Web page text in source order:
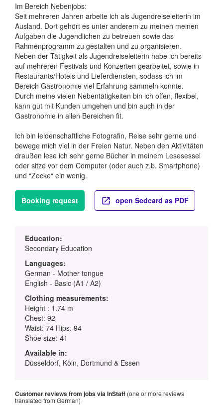
Im Bereich Nebenjobs:
Seit mehreren Jahren arbeite ich als Jugendreiseleiterin im
Ausland. Dort gehört es unter anderem zu meinen meinen
Aufgaben die Jugendlichen zu betreuen sowie das
Rahmenprogramm zu gestalten und zu organisieren.
Neben der Tätigkeit als Jugendreiseleiterin habe ich bereits
auf mehreren Festivals und Konzerten gearbeitet, sowie in
Restaurants/Hotels und Lieferdiensten, sodass ich im
Bereich Gastronomie viel Erfahrung sammeln konnte.
Durch meine vielen Nebentätigkeiten bin ich offen, flexibel,
kann gut mit Kunden umgehen und bin auch in der
Gastronomie in allen Bereichen fit.
Ich bin leidenschaftliche Fotografin, Reise sehr gerne und
bewege mich viel in der Freien Natur. Neben den Aktivitäten
draußen lese ich sehr gerne Bücher in meinem Lesesessel
oder sitze vor dem Computer (oder auch z.b. Smartphone)
und “Zocke“ ein wenig.
Booking request open Sedcard as PDF
Education:
Secondary Education
Languages:
German - Mother tongue
English - Basic (A1 / A2)
Clothing measurements:
Height : 1.74 m
Chest: 92
Waist: 74 Hips: 94
Shoe size: 41
Available in:
Düsseldorf, Köln, Dortmund & Essen
Customer reviews from jobs via InStaff (one or more reviews
translated from German)